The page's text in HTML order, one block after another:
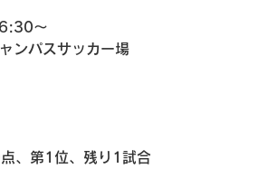
～
ンパスサッカー場
、第1位、残り1試合